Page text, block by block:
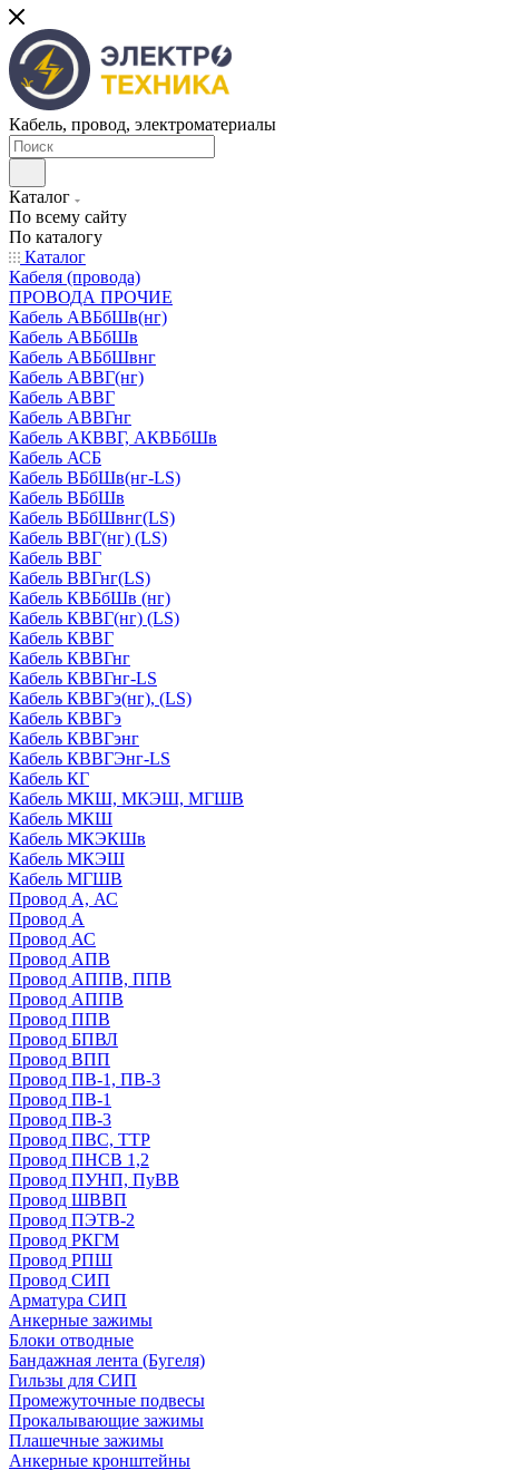
Кабель, провод, электроматериалы
Каталог
По всему сайту
По каталогу
Каталог
Кабеля (провода)
ПРОВОДА ПРОЧИЕ
Кабель АВБбШв(нг)
Кабель АВБбШв
Кабель АВБбШвнг
Кабель АВВГ(нг)
Кабель АВВГ
Кабель АВВГнг
Кабель АКВВГ, АКВБбШв
Кабель АСБ
Кабель ВБбШв(нг-LS)
Кабель ВБбШв
Кабель ВБбШвнг(LS)
Кабель ВВГ(нг) (LS)
Кабель ВВГ
Кабель ВВГнг(LS)
Кабель КВБбШв (нг)
Кабель КВВГ(нг) (LS)
Кабель КВВГ
Кабель КВВГнг
Кабель КВВГнг-LS
Кабель КВВГэ(нг), (LS)
Кабель КВВГэ
Кабель КВВГэнг
Кабель КВВГЭнг-LS
Кабель КГ
Кабель МКШ, МКЭШ, МГШВ
Кабель МКШ
Кабель МКЭКШв
Кабель МКЭШ
Кабель МГШВ
Провод А, АС
Провод А
Провод АС
Провод АПВ
Провод АППВ, ППВ
Провод АППВ
Провод ППВ
Провод БПВЛ
Провод ВПП
Провод ПВ-1, ПВ-3
Провод ПВ-1
Провод ПВ-3
Провод ПВС, ТТР
Провод ПНСВ 1,2
Провод ПУНП, ПуВВ
Провод ШВВП
Провод ПЭТВ-2
Провод РКГМ
Провод РПШ
Провод СИП
Арматура СИП
Анкерные зажимы
Блоки отводные
Бандажная лента (Бугеля)
Гильзы для СИП
Промежуточные подвесы
Прокалывающие зажимы
Плашечные зажимы
Анкерные кронштейны